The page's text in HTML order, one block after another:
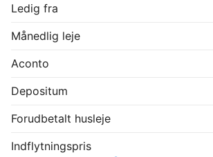
Ledig fra
Månedlig leje
Aconto
Depositum
Forudbetalt husleje
Indflytningspris